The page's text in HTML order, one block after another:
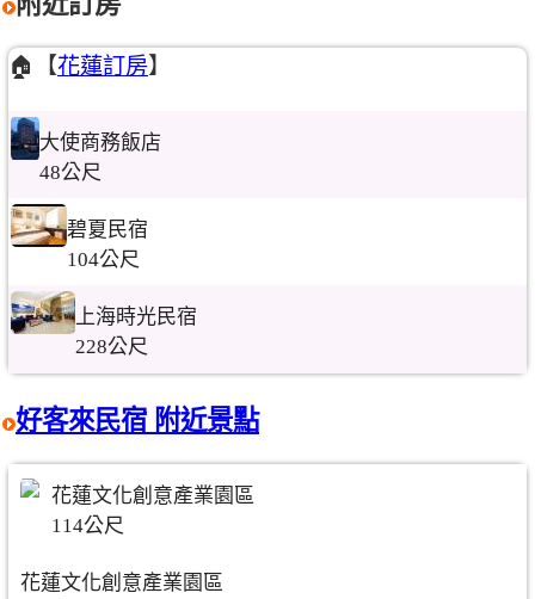
🏠【花蓮訂房】
大使商務飯店
48公尺
碧夏民宿
104公尺
上海時光民宿
228公尺
好客來民宿 附近景點
花蓮文化創意產業園區
114公尺
花蓮文化創意產業園區